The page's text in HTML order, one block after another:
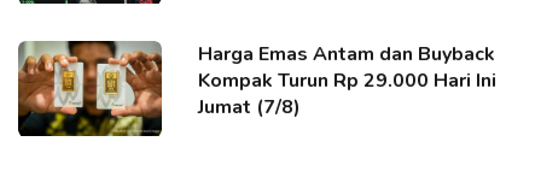
Harga Emas Antam dan Buyback
Kompak Turun Rp 29.000 Hari Ini
Jumat (7/8)